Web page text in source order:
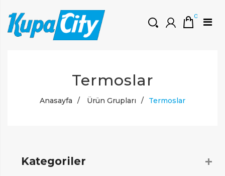
Müşteri Girişi
0
0 ₺
Termoslar
Anasayfa / Ürün Grupları / Termoslar
Kategoriler